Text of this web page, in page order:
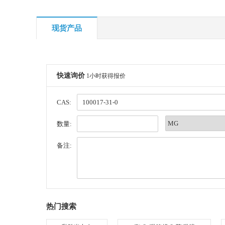
现货产品
快速询价 1小时获得报价
CAS:
数量:
备注:
热门搜索